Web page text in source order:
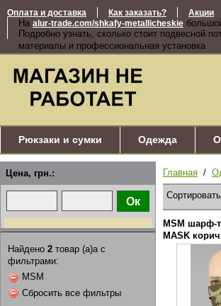
Оплата и доставка Как заказать? Акции
На alur-trade.com/shkafy-metallicheskie
Подробно узнать, сколько стоит подвесной
материалы и профессиональная установка
Рюкзаки и сумки Одежда
Цена, грн.:
Найдено 2 товар (а)а с
фильтрами:
MSM
Сбросить все фильтры
Главная /
MSM шарф-
MASK